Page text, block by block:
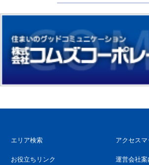
エリア検索
お役立ちリンク
アクセス
運営会社案